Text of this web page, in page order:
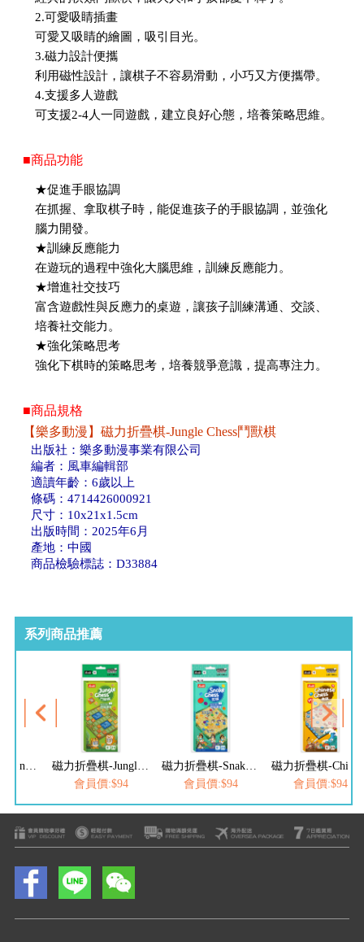
2.可愛吸睛插畫
可愛又吸睛的繪圖，吸引目光。
3.磁力設計便攜
利用磁性設計，讓棋子不容易滑動，小巧又方便攜帶。
4.支援多人遊戲
可支援2-4人一同遊戲，建立良好心態，培養策略思維。
■商品功能
★促進手眼協調
在抓握、拿取棋子時，能促進孩子的手眼協調，並強化
腦力開發。
★訓練反應能力
在遊玩的過程中強化大腦思維，訓練反應能力。
★增進社交技巧
富含遊戲性與反應力的桌遊，讓孩子訓練溝通、交談、
培養社交能力。
★強化策略思考
強化下棋時的策略思考，培養競爭意識，提高專注力。
■商品規格
【樂多動漫】磁力折疊棋-Jungle Chess鬥獸棋
出版社：樂多動漫事業有限公司
編者：風車編輯部
適讀年齡：6歲以上
條碼：4714426000921
尺寸：10x21x1.5cm
出版時間：2025年6月
產地：中國
商品檢驗標誌：D33884
系列商品推薦
磁力折疊棋-Jungle Chess鬥獸棋
磁力折疊棋-Snake Chess蛇棋
會員價:$94
磁力折疊棋-Chinese Chess象棋
會員價:$94
會員價:$94